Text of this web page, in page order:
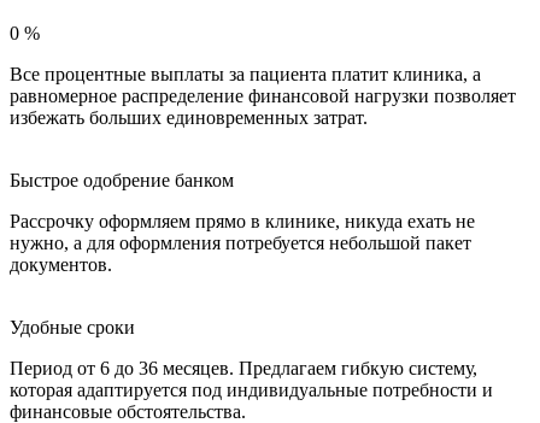
0 %
Все процентные выплаты за пациента платит клиника, а
равномерное распределение финансовой нагрузки позволяет
избежать больших единовременных затрат.
Быстрое одобрение банком
Рассрочку оформляем прямо в клинике, никуда ехать не
нужно, а для оформления потребуется небольшой пакет
документов.
Удобные сроки
Период от 6 до 36 месяцев. Предлагаем гибкую систему,
которая адаптируется под индивидуальные потребности и
финансовые обстоятельства.